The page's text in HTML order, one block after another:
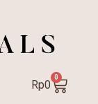
Rp0
0
Cart